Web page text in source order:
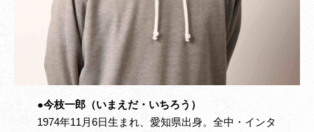
●今枝一郎（いまえだ・いちろう）
1974年11月6日生まれ、愛知県出身。全中・インタ